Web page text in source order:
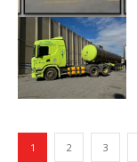
1 2 3